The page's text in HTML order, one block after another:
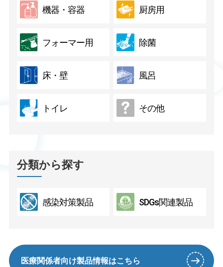
機器・容器 厨房用
フォーマー用 除菌
床・壁 風呂
トイレ その他
分類から探す
感染対策製品 SDGs関連製品
医療関係者向け製品情報はこちら